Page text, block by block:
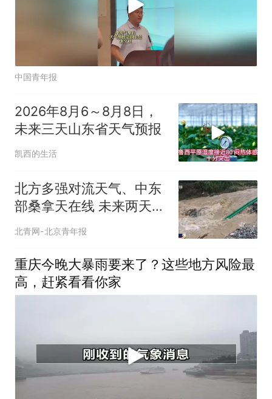
中国青年报
2026年8月6～8月8日，
未来三天山东省天气预报
凯西的生活
北方多强对流天气、中东
部桑拿天在线 未来两天多
地高温持续
北青网-北京青年报
重庆今晚大暴雨要来了？这些地方风险最
高，赶紧看看你家